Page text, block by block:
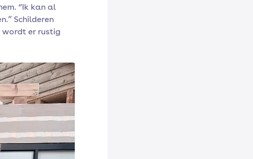
“Ik kan al
Schilderen
wordt er rustig